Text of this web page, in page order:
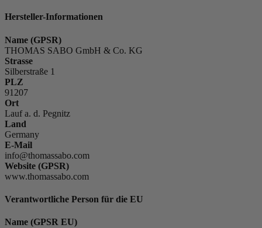
Hersteller-Informationen
Name (GPSR)
THOMAS SABO GmbH & Co. KG
Strasse
Silberstraße 1
PLZ
91207
Ort
Lauf a. d. Pegnitz
Land
Germany
E-Mail
info@thomassabo.com
Website (GPSR)
www.thomassabo.com
Verantwortliche Person für die EU
Name (GPSR EU)